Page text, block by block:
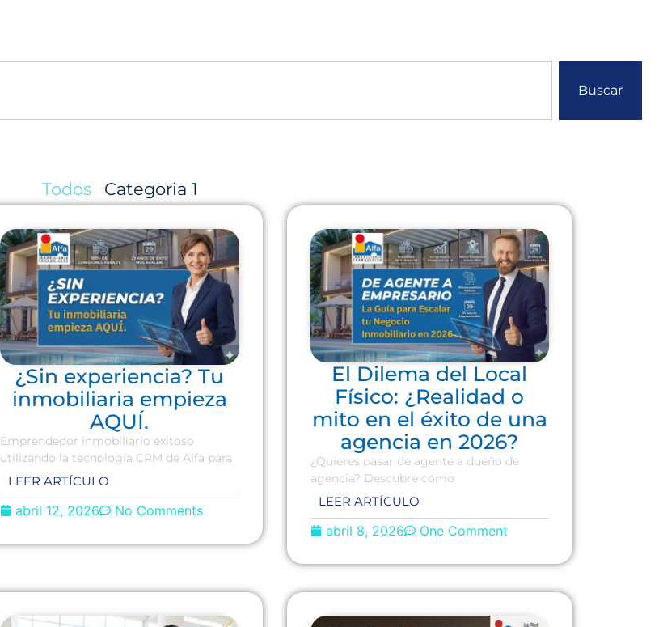
Buscar
Categoria 1
Todos
¿Sin experiencia? Tu
inmobiliaria empieza
AQUÍ.
Emprendedor inmobiliario exitoso
utilizando la tecnología CRM de Alfa para
LEER ARTÍCULO
abril 12, 2026 No Comments
El Dilema del Local
Físico: ¿Realidad o
mito en el éxito de una
agencia en 2026?
¿Quieres pasar de agente a dueño de
agencia? Descubre cómo
LEER ARTÍCULO
abril 8, 2026 One Comment